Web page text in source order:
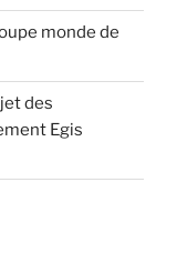
monde de
des
Egis